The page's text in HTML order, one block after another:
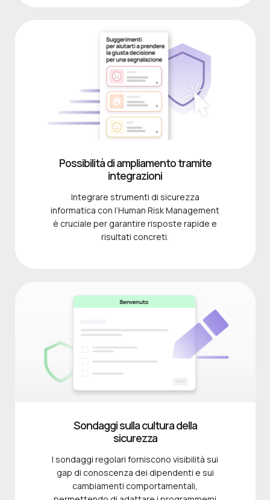
Possibilità di ampliamento tramite
integrazioni
Integrare strumenti di sicurezza
informatica con l’Human Risk Management
è cruciale per garantire risposte rapide e
risultati concreti.
Sondaggi sulla cultura della
sicurezza
I sondaggi regolari forniscono visibilità sui
gap di conoscenza dei dipendenti e sui
cambiamenti comportamentali,